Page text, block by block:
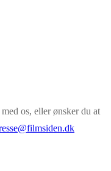
os, eller ønsker du at